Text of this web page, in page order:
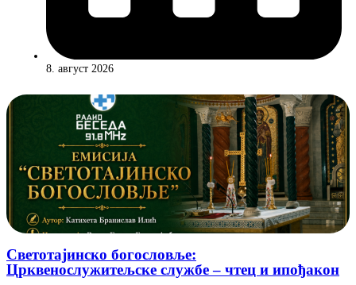
8. август 2026
Светотајинско богословље:
Црквенослужитељске службе – чтец и ипођакон